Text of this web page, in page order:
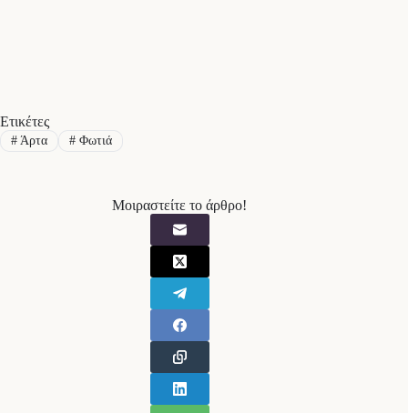
Ετικέτες
#Άρτα #Φωτιά
Μοιραστείτε το άρθρο!